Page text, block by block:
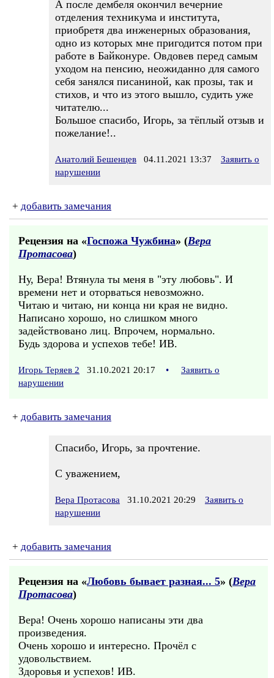
А после дембеля окончил вечерние
отделения техникума и института,
приобретя два инженерных образования,
одно из которых мне пригодится потом при
работе в Байконуре. Овдовев перед самым
уходом на пенсию, неожиданно для самого
себя занялся писаниной, как прозы, так и
стихов, и что из этого вышло, судить уже
читателю...
Большое спасибо, Игорь, за тёплый отзыв и
пожелание!..
Анатолий Бешенцев 04.11.2021 13:37
Заявить о
нарушении
+ добавить замечания
Рецензия на «Госпожа Чужбина» (Вера
Протасова)
Ну, Вера! Втянула ты меня в "эту любовь". И
времени нет и оторваться невозможно.
Читаю и читаю, ни конца ни края не видно.
Написано хорошо, но слишком много
задействовано лиц. Впрочем, нормально.
Будь здорова и успехов тебе! ИВ.
Игорь Теряев 2 31.10.2021 20:17 •
Заявить о
нарушении
+ добавить замечания
Спасибо, Игорь, за прочтение.
С уважением,
Вера Протасова 31.10.2021 20:29
Заявить о
нарушении
+ добавить замечания
Рецензия на «Любовь бывает разная... 5» (Вера
Протасова)
Вера! Очень хорошо написаны эти два
произведения.
Очень хорошо и интересно. Прочёл с
удовольствием.
Здоровья и успехов! ИВ.